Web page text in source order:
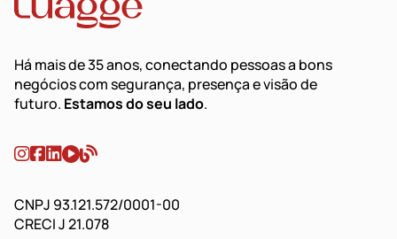
Há mais de 35 anos, conectando pessoas a bons
negócios com segurança, presença e visão de
futuro. Estamos do seu lado.
CNPJ 93.121.572/0001-00
CRECI J 21.078